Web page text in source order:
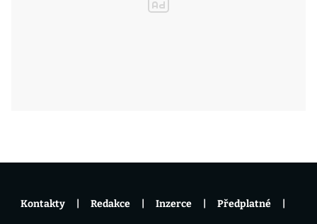
Kontakty Redakce Inzerce Předplatné